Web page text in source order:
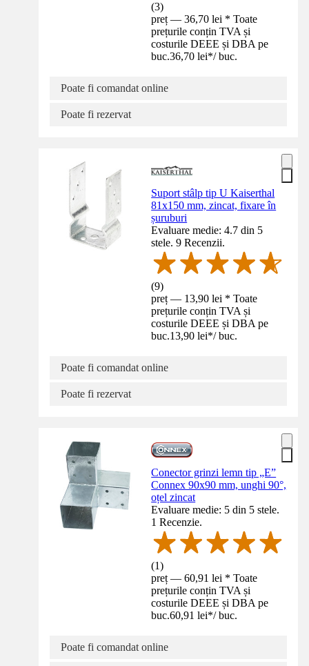
(3)
preț — 36,70 lei * Toate
prețurile conțin TVA și
costurile DEEE și DBA pe
buc.36,70 lei*/ buc.
Poate fi comandat online
Poate fi rezervat
Suport stâlp tip U Kaiserthal
81x150 mm, zincat, fixare în
șuruburi
Evaluare medie: 4.7 din 5
stele. 9 Recenzii.
(9)
preț — 13,90 lei * Toate
prețurile conțin TVA și
costurile DEEE și DBA pe
buc.13,90 lei*/ buc.
Poate fi comandat online
Poate fi rezervat
Conector grinzi lemn tip „E”
Connex 90x90 mm, unghi 90°,
oțel zincat
Evaluare medie: 5 din 5 stele.
1 Recenzie.
(1)
preț — 60,91 lei * Toate
prețurile conțin TVA și
costurile DEEE și DBA pe
buc.60,91 lei*/ buc.
Poate fi comandat online